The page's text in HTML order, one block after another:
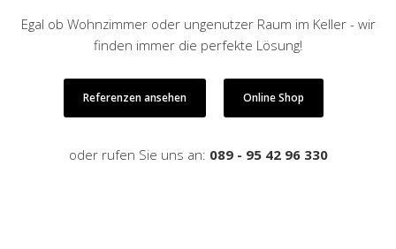
Egal ob Wohnzimmer oder ungenutzer Raum im Keller - wir
finden immer die perfekte Lösung!
Referenzen ansehen Online Shop
oder rufen Sie uns an: 089 - 95 42 96 330